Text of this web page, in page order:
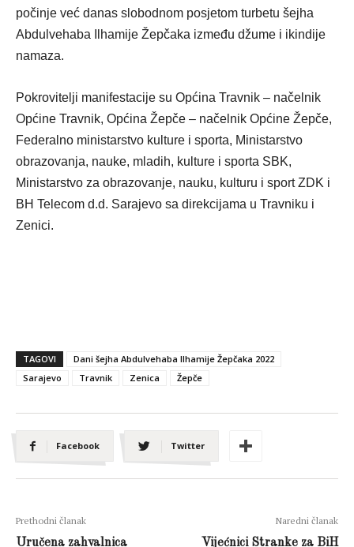
počinje već danas slobodnom posjetom turbetu šejha
Abdulvehaba Ilhamije Žepčaka između džume i ikindije
namaza.
Pokrovitelji manifestacije su Općina Travnik – načelnik
Općine Travnik, Općina Žepče – načelnik Općine Žepče,
Federalno ministarstvo kulture i sporta, Ministarstvo
obrazovanja, nauke, mladih, kulture i sporta SBK,
Ministarstvo za obrazovanje, nauku, kulturu i sport ZDK i
BH Telecom d.d. Sarajevo sa direkcijama u Travniku i
Zenici.
TAGOVI
Dani šejha Abdulvehaba Ilhamije Žepčaka 2022
Sarajevo
Travnik Zenica Žepče
Facebook Twitter
Prethodni članak
Uručena zahvalnica
Naredni članak
Vijećnici Stranke za BiH